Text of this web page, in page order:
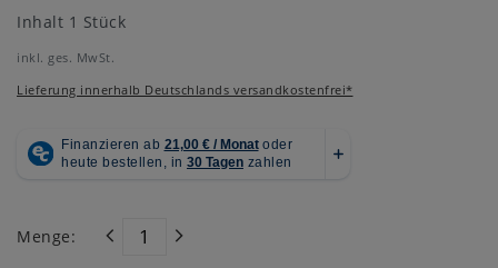
Inhalt 1 Stück
inkl. ges. MwSt.
Lieferung innerhalb Deutschlands versandkostenfrei*
Menge: